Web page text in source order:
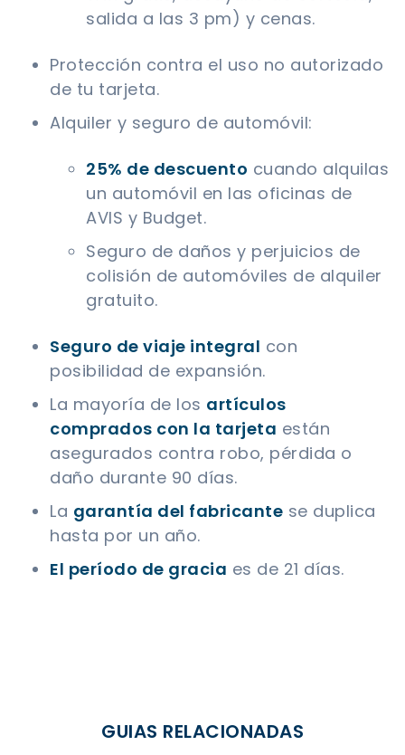
salida a las 3 pm) y cenas.
Protección contra el uso no autorizado
de tu tarjeta.
Alquiler y seguro de automóvil:
25% de descuento cuando alquilas
un automóvil en las oficinas de
AVIS y Budget.
Seguro de daños y perjuicios de
colisión de automóviles de alquiler
gratuito.
Seguro de viaje integral con
posibilidad de expansión.
La mayoría de los artículos
comprados con la tarjeta están
asegurados contra robo, pérdida o
daño durante 90 días.
La garantía del fabricante se duplica
hasta por un año.
El período de gracia es de 21 días.
GUIAS RELACIONADAS